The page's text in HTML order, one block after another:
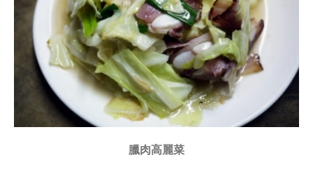
臘肉高麗菜